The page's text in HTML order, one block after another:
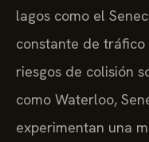
lagos como el
constante de
riesgos de colisión
como Waterloo,
experimentan una